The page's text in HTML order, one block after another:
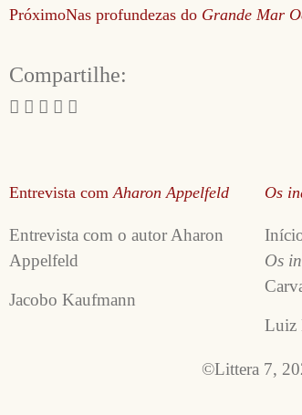
PróximoNas profundezas do Grande Mar
Compartilhe:
Entrevista comAharon Appelfeld
Entrevista com o autor Aharon
Appelfeld
Jacobo Kaufmann
Os
Os
Luiz
©Littera 7,